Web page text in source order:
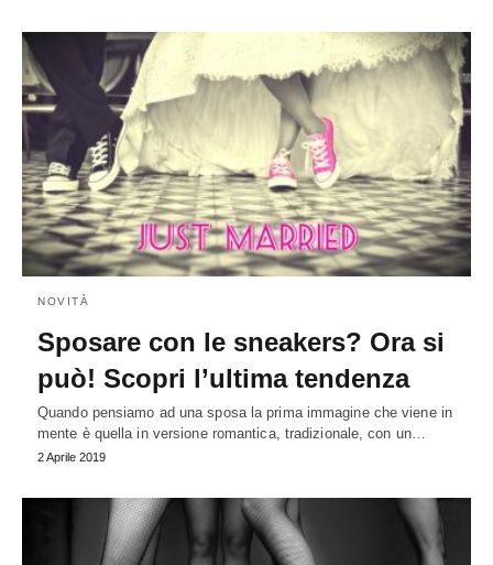
NOVITÀ
Sposare con le sneakers? Ora si
può! Scopri l’ultima tendenza
Quando pensiamo ad una sposa la prima immagine che viene in
mente è quella in versione romantica, tradizionale, con un…
2 Aprile 2019